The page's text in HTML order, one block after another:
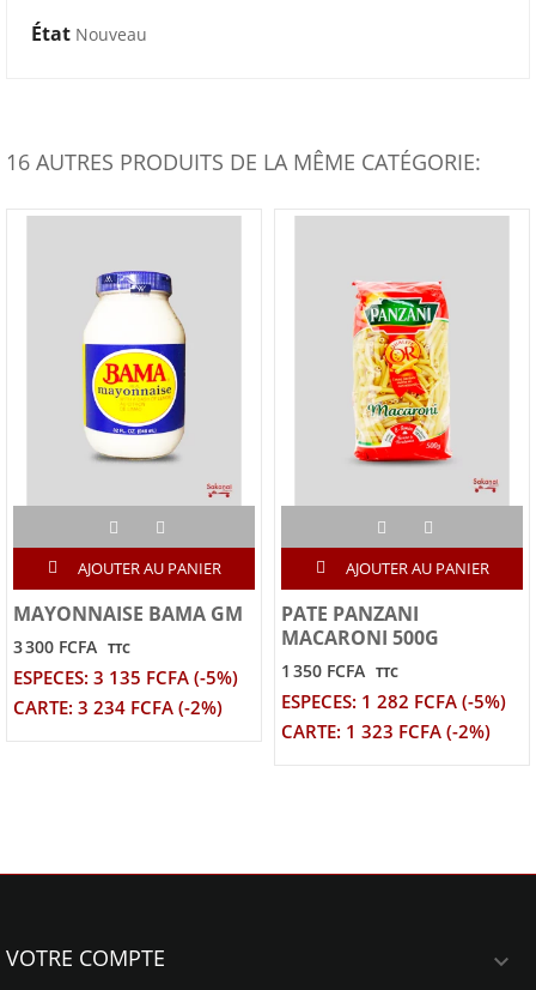
État Nouveau
16 AUTRES PRODUITS DE LA MÊME CATÉGORIE:
AJOUTER AU PANIER
MAYONNAISE BAMA GM
3 300 FCFA TTC
ESPECES: 3 135 FCFA (-5%)
CARTE: 3 234 FCFA (-2%)
AJOUTER AU PANIER
PATE PANZANI
MACARONI 500G
1 350 FCFA TTC
ESPECES: 1 282 FCFA (-5%)
CARTE: 1 323 FCFA (-2%)
VOTRE COMPTE
